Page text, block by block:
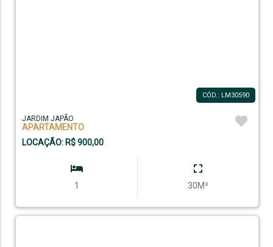
CÓD.: LM30590
JARDIM JAPÃO
APARTAMENTO
LOCAÇÃO: R$ 900,00
1 30M²